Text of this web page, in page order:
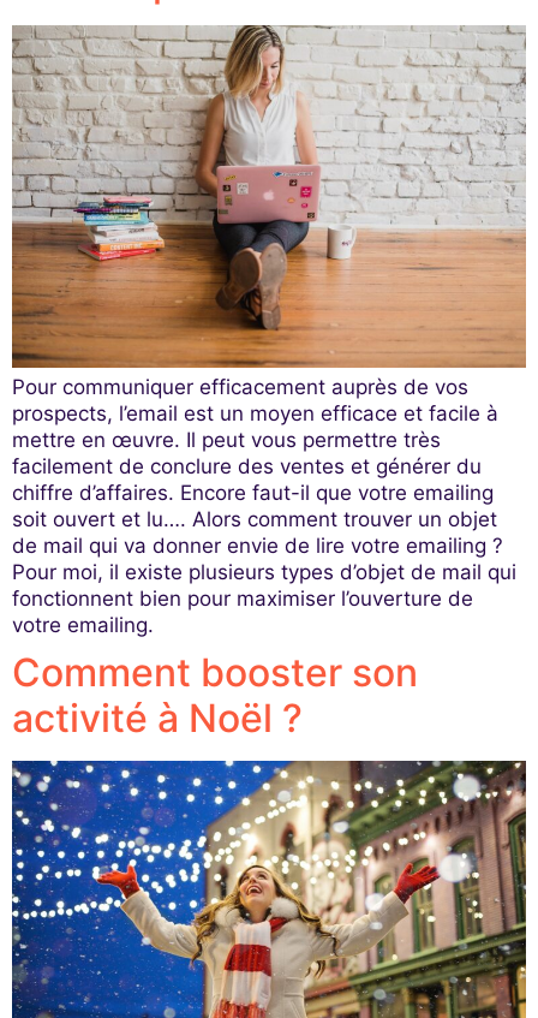
Pour communiquer efficacement auprès de vos
prospects, l’email est un moyen efficace et facile à
mettre en œuvre. Il peut vous permettre très
facilement de conclure des ventes et générer du
chiffre d’affaires. Encore faut-il que votre emailing
soit ouvert et lu…. Alors comment trouver un objet
de mail qui va donner envie de lire votre emailing ?
Pour moi, il existe plusieurs types d’objet de mail qui
fonctionnent bien pour maximiser l’ouverture de
votre emailing.
Comment booster son
activité à Noël ?